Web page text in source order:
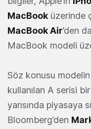
MacBook üzerinde
MacBook Air’den
MacBook modeli
Söz konusu
kullanılan A serisi
yarısında piyasaya
Bloomberg’den